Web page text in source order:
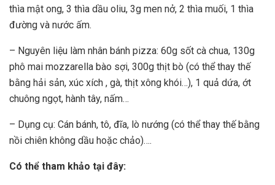
thìa mật ong, 3 thìa dầu oliu, 3g men nở, 2 thìa muối, 1 thìa
đường và nước ấm.
– Nguyên liệu làm nhân bánh pizza: 60g sốt cà chua, 130g
phô mai mozzarella bào sợi, 300g thịt bò (có thể thay thế
bằng hải sản, xúc xích , gà, thịt xông khói…), 1 quả dứa, ớt
chuông ngọt, hành tây, nấm…
– Dụng cụ: Cán bánh, tô, đĩa, lò nướng (có thể thay thế bằng
nồi chiên không dầu hoặc chảo)….
Có thể tham khảo tại đây: